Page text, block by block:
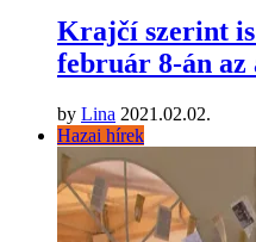
Krajčí szerint
február 8-án az
by Lina 2021.02.02.
Hazai hírek